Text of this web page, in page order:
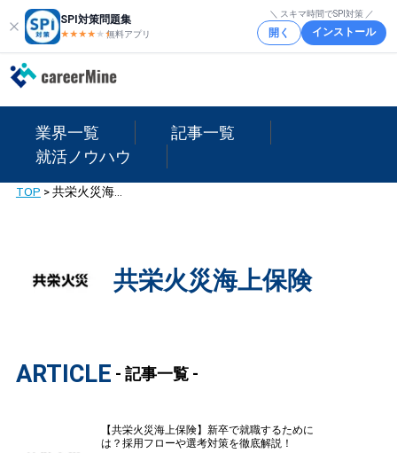
SPI対策問題集
★★★★ ★★
無料アプリ
＼ スキマ時間でSPI対策 ／
開く インストール
業界一覧
記事一覧
就活ノウハウ
TOP > 共栄火災海上保険
共栄火災海上保険
ARTICLE - 記事一覧 -
【共栄火災海上保険】新卒で就職するために
は？採用フローや選考対策を徹底解説！